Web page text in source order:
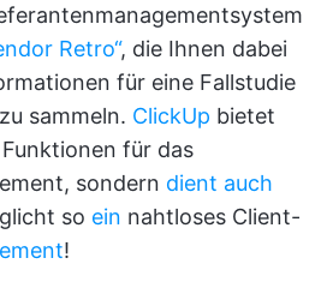
Retro“, die Ihnen dabei
für eine Fallstudie
sammeln. ClickUp bietet
für das
sondern dient auch
so ein nahtloses Client-
!